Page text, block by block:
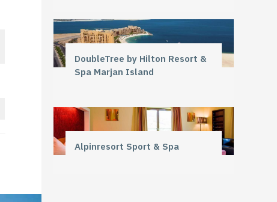
DoubleTree by Hilton Resort &
Spa Marjan Island
Alpinresort Sport & Spa